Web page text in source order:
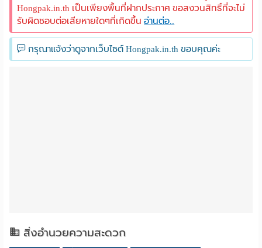
Hongpak.in.th เป็นเพียงพื้นที่ฝากประกาศ ขอสงวนสิทธิ์ที่จะไม่
รับผิดชอบต่อเสียหายใดๆที่เกิดขึ้นอ่านต่อ..
กรุณาแจ้งว่าดูจากเว็บไซต์ Hongpak.in.th ขอบคุณค่ะ
สิ่งอำนวยความสะดวก